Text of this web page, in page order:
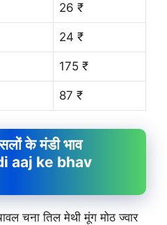
26 ₹
24 ₹
175 ₹
87 ₹
के मंडी भाव
aaj ke bhav
चना तिल मेथी मूंग मोठ ज्वार